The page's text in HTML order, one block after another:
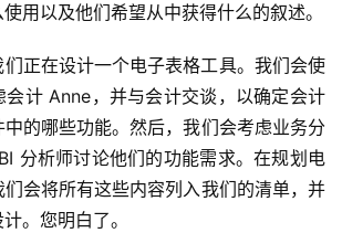
用以及他们希望从中获得什么的叙述。
正在设计一个电子表格工具。我们会使
会计 Anne，并与会计交谈，以确定会计
的哪些功能。然后，我们会考虑业务分
分析师讨论他们的功能需求。在规划电
会将所有这些内容列入我们的清单，并
。您明白了。